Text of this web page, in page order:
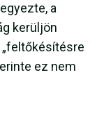
a
kerüljön
ez nem